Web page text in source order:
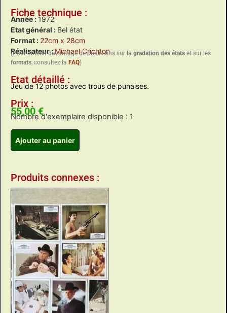
Fiche technique :
Année : 1972
Etat général : Bel état
Format : 22cm x 28cm
Réalisateur :Michael Crichton
(Pour obtenir davantage de précisions sur la gradation des états et sur les
formats, consultez la FAQ)
Etat détaillé :
Jeu de 12 photos avec trous de punaises.
Prix :
55,00 €
Nombre d'exemplaire disponible : 1
Ajouter au panier
Produits connexes :